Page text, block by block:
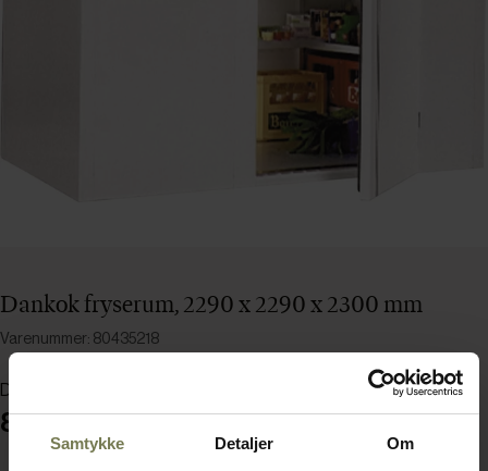
Samtykke Detaljer Om
Dankok fryserum, 2290 x 2290 x 2300 mm
Varenummer: 80435218
Din pris (ekskl. moms)
84.845,00 kr./stk.